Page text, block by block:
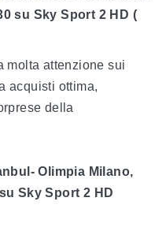
su Sky Sport 2 HD (
molta attenzione sui
acquisti ottima,
della
Olimpia Milano,
Sky Sport 2 HD